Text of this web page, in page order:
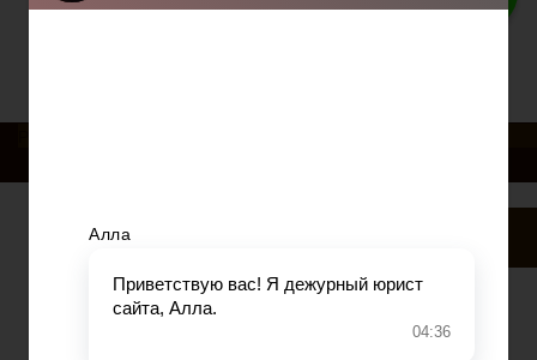
Права россиян
Военное право
Гражданство